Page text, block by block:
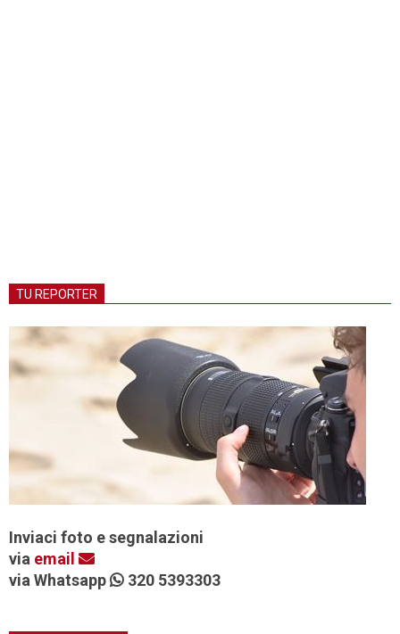
TU REPORTER
Inviaci foto e segnalazioni
via email
via Whatsapp
320 5393303